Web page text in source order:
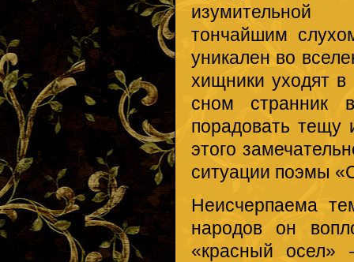
изумительной
тончайшим
уникален во
хищники уходят
сном странник
порадовать тещу
этого
ситуации поэмы
Неисчерпаема
народов он
«красный